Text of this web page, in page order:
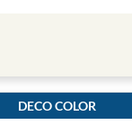
DECO COLOR